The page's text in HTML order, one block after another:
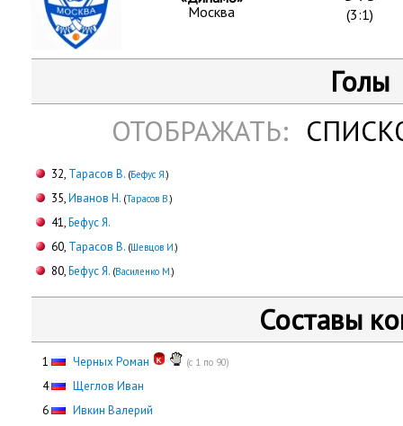
Москва
(3:1)
Голы
ОТОБРАЖАТЬ:
32, Тарасов В. (Бефус Я.)
35,Иванов Н. (Тарасов В.)
41,Бефус Я.
60, Тарасов В. (Шевцов И.)
80,Бефус Я. (Василенко М.)
Составы
1 Черных Роман (с 1 по 90)
4
Щеглов Иван
6
Ивкин Валерий